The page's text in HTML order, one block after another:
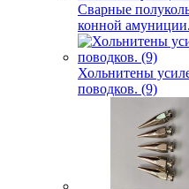
Сварные
конной
Хольнитены
поводков. (9)